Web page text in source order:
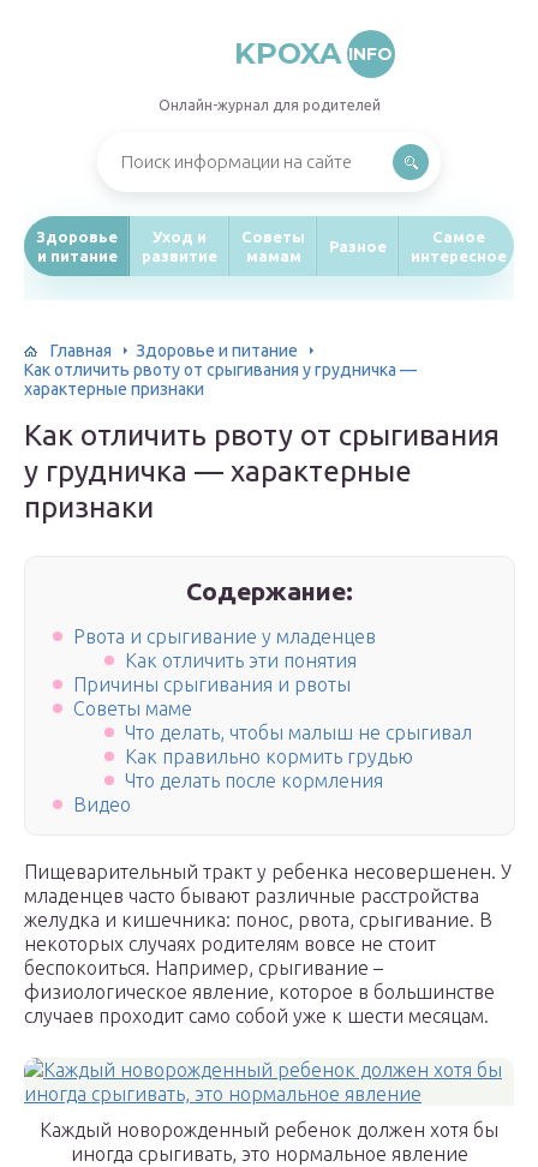
KPOXA INFO
Онлайн-журнал для родителей
Здоровье
и питание
Уход и
развитие
Советы
мамам
Разное
Самое
интересное
Главная
Здоровье и питание
Как отличить рвоту от срыгивания у грудничка —
характерные признаки
Как отличить рвоту от срыгивания
у грудничка — характерные
признаки
Содержание:
Рвота и срыгивание у младенцев
Как отличить эти понятия
Причины срыгивания и рвоты
Советы маме
Что делать, чтобы малыш не срыгивал
Как правильно кормить грудью
Что делать после кормления
Видео
Пищеварительный тракт у ребенка несовершенен. У
младенцев часто бывают различные расстройства
желудка и кишечника: понос, рвота, срыгивание. В
некоторых случаях родителям вовсе не стоит
беспокоиться. Например, срыгивание –
физиологическое явление, которое в большинстве
случаев проходит само собой уже к шести месяцам.
Каждый новорожденный ребенок должен хотя бы
иногда срыгивать, это нормальное явление